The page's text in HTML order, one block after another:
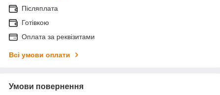
Післяплата
Готівкою
Оплата за реквізитами
Всі умови оплати
Умови повернення